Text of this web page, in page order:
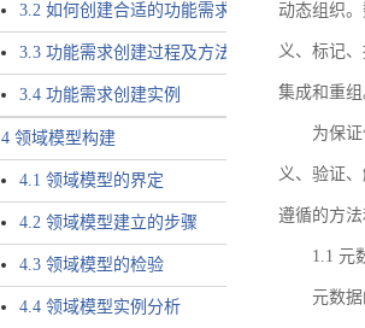
3.2 如何创建合适的功能需求
3.3 功能需求创建过程及方法
3.4 功能需求创建实例
4 领域模型构建
4.1 领域模型的界定
4.2 领域模型建立的步骤
4.3 领域模型的检验
4.4 领域模型实例分析
动态组织
义、标记
集成和重组
为保
义、验证
遵循的方
1.1 元
元数